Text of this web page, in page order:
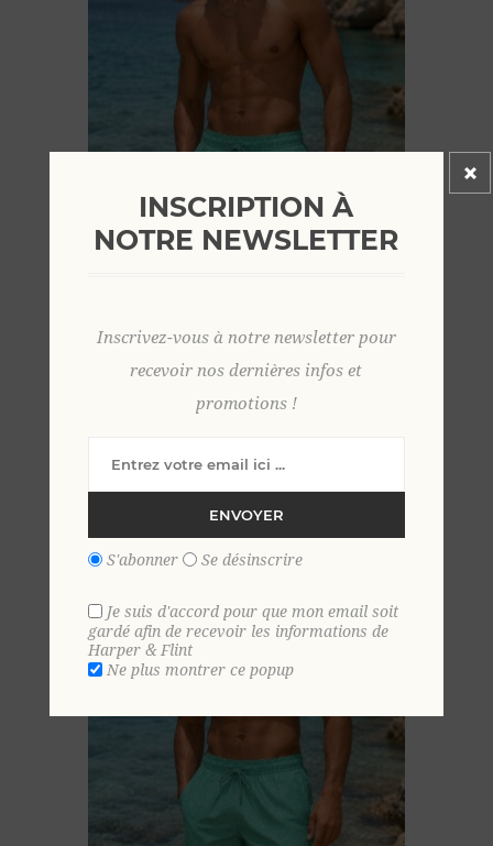
39,00 €
INSCRIPTION À
NOTRE NEWSLETTER
Inscrivez-vous à notre newsletter pour
recevoir nos dernières infos et
promotions !
ENVOYER
S'abonner Se désinscrire
Je suis d'accord pour que mon email soit
gardé afin de recevoir les informations de
Harper & Flint
Ne plus montrer ce popup